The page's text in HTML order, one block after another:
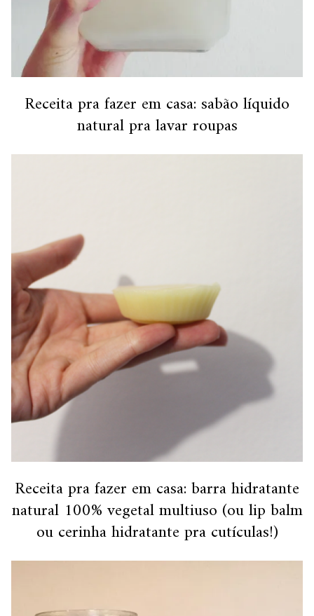
Receita pra fazer em casa: sabão líquido
natural pra lavar roupas
Receita pra fazer em casa: barra hidratante
natural 100% vegetal multiuso (ou lip balm
ou cerinha hidratante pra cutículas!)